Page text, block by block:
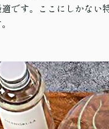
です。ここにしかない